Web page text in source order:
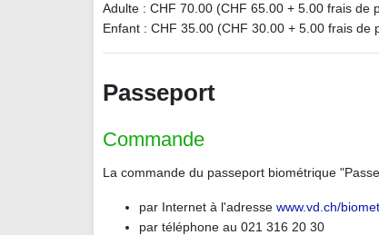
Adulte : CHF 70.00 (CHF 65.00 + 5.00 frais de
Enfant : CHF 35.00 (CHF 30.00 + 5.00 frais de
Passeport
Commande
La commande du passeport biométrique
par Internet à l'adresse www.vd.ch/
par téléphone au 021 316 20 30